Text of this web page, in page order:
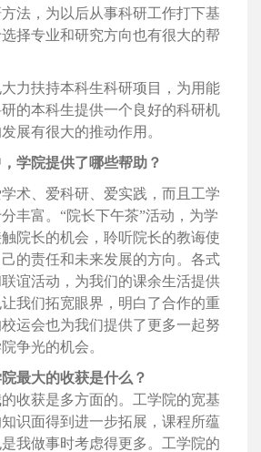
法，为以后从事科研工作打下基
择专业和研究方向也有很大的帮
力扶持本科生科研项目，为用能
的本科生提供一个良好的科研机
展有很大的推动作用。
学院提供了哪些帮助？
术、爱科研、爱实践，而且工学
丰富。“院长下午茶”活动，为学
院长的机会，聆听院长的教诲使
的责任和未来发展的方向。各式
谊活动，为我们的课余生活提供
我们拓宽眼界，明白了合作的重
运会也为我们提供了更多一起努
争光的机会。
最大的收获是什么？
收获是多方面的。工学院的宽基
识面得到进一步拓展，课程所蕴
我做事时考虑得更多。工学院的